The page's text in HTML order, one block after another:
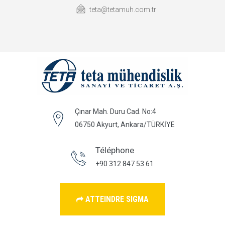
teta@tetamuh.com.tr
Çınar Mah. Duru Cad. No:4
06750 Akyurt, Ankara/TÜRKİYE
Téléphone
+90 312 847 53 61
ATTEINDRE SIGMA